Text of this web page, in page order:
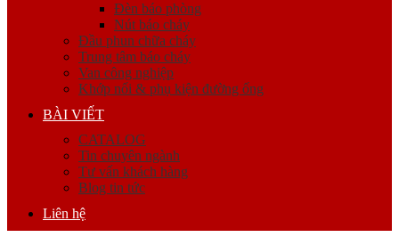
Đèn báo phòng
Nút báo cháy
Đầu phun chữa cháy
Trung tâm báo cháy
Van công nghiệp
Khớp nối & phụ kiện đường ống
BÀI VIẾT
CATALOG
Tin chuyên ngành
Tư vấn khách hàng
Blog tin tức
Liên hệ